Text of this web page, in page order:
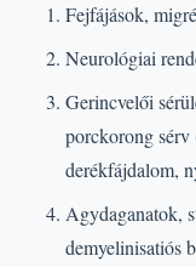
Fejfájások,
Neurológiai
Gerincvelői
porckorong sérv
derékfájdalom,
Agydaganatok,
demyelinisatiós